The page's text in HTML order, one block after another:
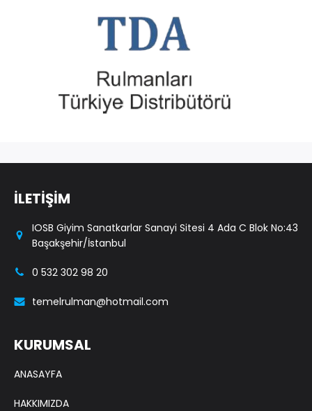
İLETİŞİM
IOSB Giyim Sanatkarlar Sanayi Sitesi 4 Ada C Blok No:43
Başakşehir/İstanbul
0 532 302 98 20
temelrulman@hotmail.com
KURUMSAL
ANASAYFA
HAKKIMIZDA